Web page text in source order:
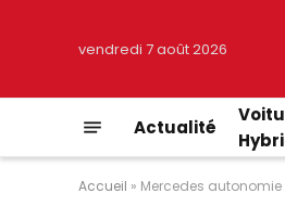
vendredi 7 août 2026
Actualité
Accueil » Mercedes autonomie